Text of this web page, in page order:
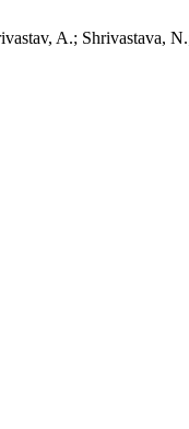
A.; Shrivastava,